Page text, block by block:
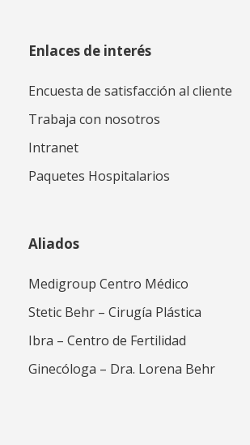
Enlaces de interés
Encuesta de satisfacción al cliente
Trabaja con nosotros
Intranet
Paquetes Hospitalarios
Aliados
Medigroup Centro Médico
Stetic Behr – Cirugía Plástica
Ibra – Centro de Fertilidad
Ginecóloga – Dra. Lorena Behr